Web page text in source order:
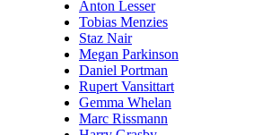
Anton Lesser
Tobias Menzies
Staz Nair
Megan Parkinson
Daniel Portman
Rupert Vansittart
Gemma Whelan
Marc Rissmann